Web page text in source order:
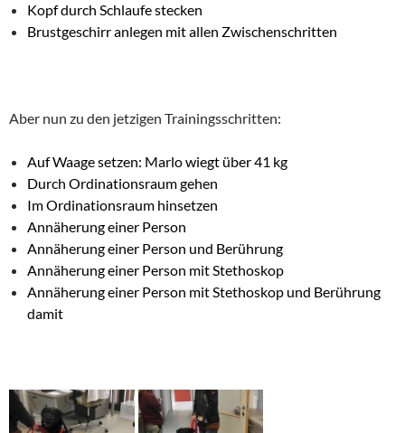
Kopf durch Schlaufe stecken
Brustgeschirr anlegen mit allen Zwischenschritten
Aber nun zu den jetzigen Trainingsschritten:
Auf Waage setzen: Marlo wiegt über 41 kg
Durch Ordinationsraum gehen
Im Ordinationsraum hinsetzen
Annäherung einer Person
Annäherung einer Person und Berührung
Annäherung einer Person mit Stethoskop
Annäherung einer Person mit Stethoskop und Berührung
damit